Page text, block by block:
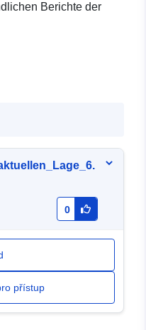
Berichte der
0
přístup